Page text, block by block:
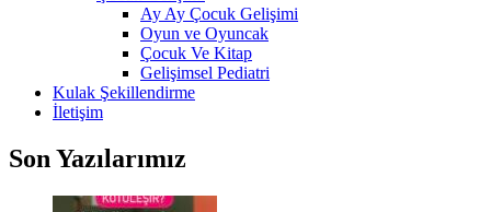
Ay Ay Çocuk Gelişimi
Oyun ve Oyuncak
Çocuk Ve Kitap
Gelişimsel Pediatri
Kulak Şekillendirme
İletişim
Son Yazılarımız